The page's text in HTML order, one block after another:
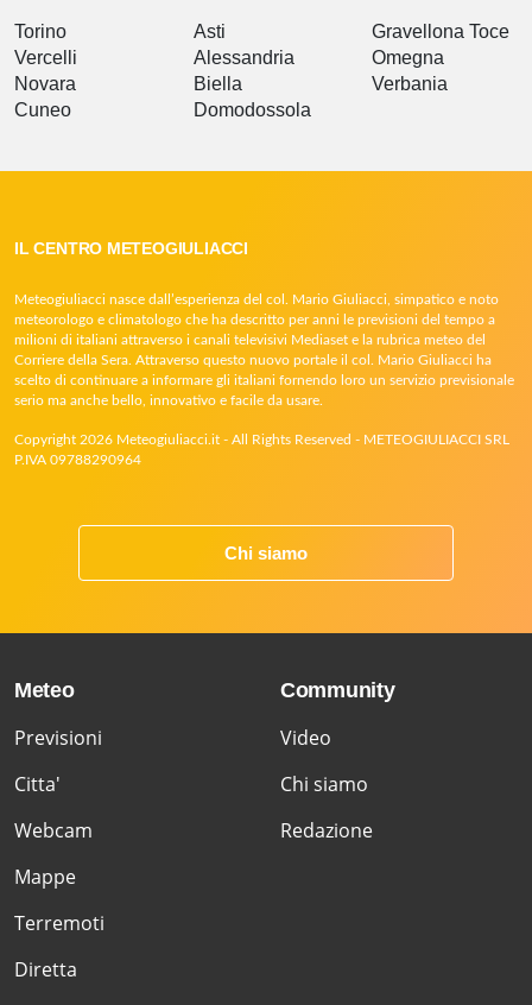
Torino
Vercelli
Novara
Cuneo
Asti
Alessandria
Biella
Domodossola
Gravellona Toce
Omegna
Verbania
IL CENTRO METEOGIULIACCI
Meteogiuliacci nasce dall’esperienza del col. Mario Giuliacci, simpatico e noto
meteorologo e climatologo che ha descritto per anni le previsioni del tempo a
milioni di italiani attraverso i canali televisivi Mediaset e la rubrica meteo del
Corriere della Sera. Attraverso questo nuovo portale il col. Mario Giuliacci ha
scelto di continuare a informare gli italiani fornendo loro un servizio previsionale
serio ma anche bello, innovativo e facile da usare.
Copyright 2026 Meteogiuliacci.it - All Rights Reserved - METEOGIULIACCI SRL
P.IVA 09788290964
Chi siamo
Meteo
Previsioni
Citta'
Webcam
Mappe
Terremoti
Diretta
Community
Video
Chi siamo
Redazione